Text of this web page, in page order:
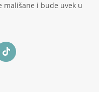
mališane i bude uvek u